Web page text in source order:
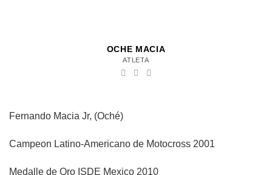
OCHE MACIA
ATLETA
Fernando Macia Jr, (Oché)
Campeon Latino-Americano de Motocross 2001
Medalle de Oro ISDE Mexico 2010